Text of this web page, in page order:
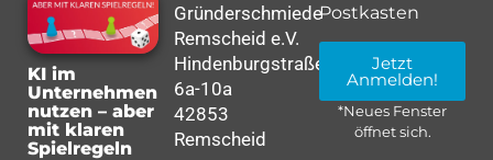
KI im
Unternehmen
nutzen – aber
mit klaren
Spielregeln
Gründerschmiede
Remscheid e.V.
Hindenburgstraße
6a-10a
42853
Remscheid
Postkasten
Jetzt
Anmelden!
*Neues Fenster
öffnet sich.